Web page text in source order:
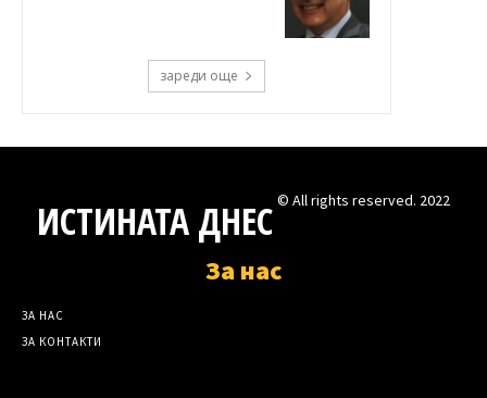
зареди още
ИСТИНАТА ДНЕС © All rights reserved. 2022
За нас
ЗА НАС
ЗА КОНТАКТИ